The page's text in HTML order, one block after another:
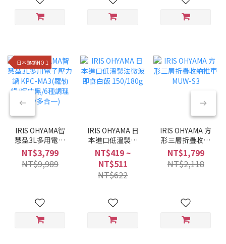
日本熱銷NO.1
IRIS OHYAMA智
慧型3L多用電子
壓力鍋 KPC-
MA3(羅勒綠/經典
黑/6種調理模式/
NT$3,799
NT$9,989
IRIS OHYAMA 日
本進口低溫製法
微波即食白飯
150/180g
NT$419 ~
NT$511
NT$622
IRIS OHYAMA 方
形三層折疊收納
推車 MUW-S3
NT$1,799
NT$2,118